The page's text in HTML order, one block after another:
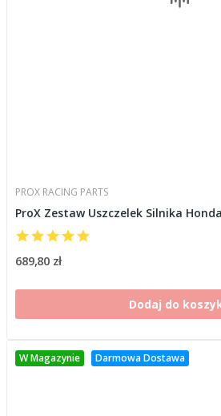
PROX RACING PARTS
ProX Zestaw Uszczelek Silnika
689,80 zł
Dodaj do
W Magazynie Darmowa Dostawa